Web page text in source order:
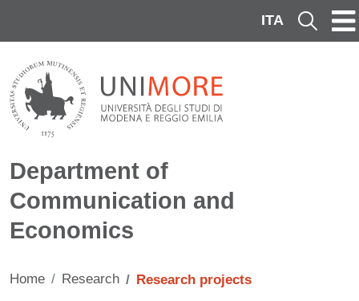
ITA Cerca
Department of
Communication and
Economics
Home Research Research projects